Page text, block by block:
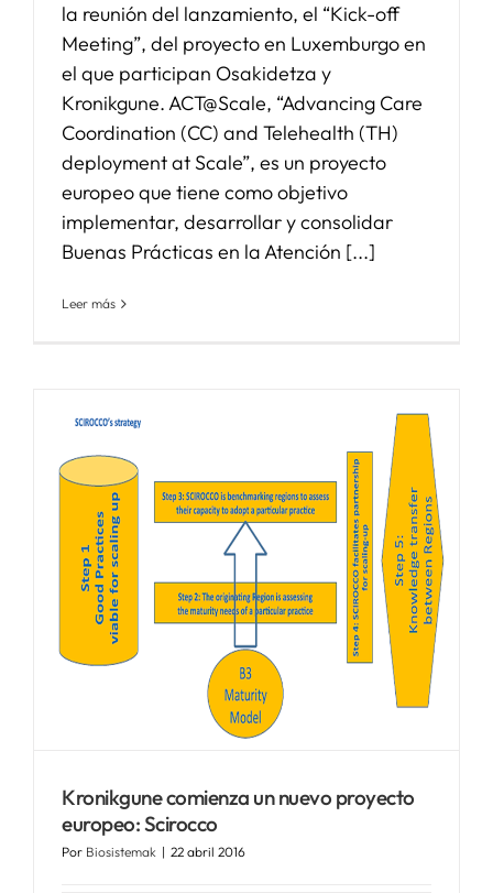
la reunión del lanzamiento, el “Kick-off
Meeting”, del proyecto en Luxemburgo en
el que participan Osakidetza y
Kronikgune. ACT@Scale, “Advancing Care
Coordination (CC) and Telehealth (TH)
deployment at Scale”, es un proyecto
europeo que tiene como objetivo
implementar, desarrollar y consolidar
Buenas Prácticas en la Atención [...]
Leer más
Kronikgune comienza un nuevo proyecto
europeo: Scirocco
Por Biosistemak | 22 abril 2016